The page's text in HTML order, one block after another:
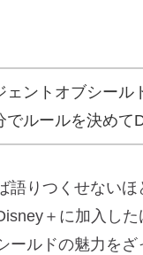
ェントオブシール
でルールを決めて
語りつくせない
＋に加入し
ールドの魅力を